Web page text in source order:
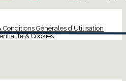
Conditions Générales d’Utilisation
& Cookies